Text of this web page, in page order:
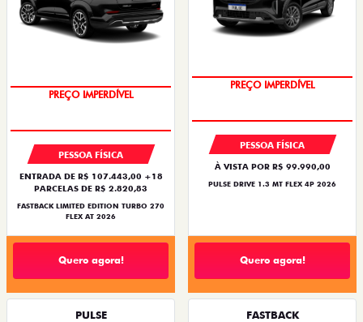
PREÇO IMPERDÍVEL
PESSOA FÍSICA
ENTRADA DE R$ 107.443,00 +18
PARCELAS DE R$ 2.820,83
FASTBACK LIMITED EDITION TURBO 270
FLEX AT 2026
Quero agora!
PREÇO IMPERDÍVEL
PESSOA FÍSICA
À VISTA POR R$ 99.990,00
PULSE DRIVE 1.3 MT FLEX 4P 2026
Quero agora!
PULSE FASTBACK